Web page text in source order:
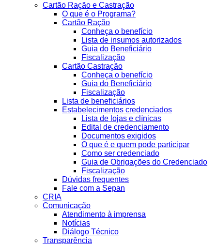
Cartão Ração e Castração
O que é o Programa?
Cartão Ração
Conheça o benefício
Lista de insumos autorizados
Guia do Beneficiário
Fiscalização
Cartão Castração
Conheça o benefício
Guia do Beneficiário
Fiscalização
Lista de beneficiários
Estabelecimentos credenciados
Lista de lojas e clínicas
Edital de credenciamento
Documentos exigidos
O que é e quem pode participar
Como ser credenciado
Guia de Obrigações do Credenciado
Fiscalização
Dúvidas frequentes
Fale com a Sepan
CRIA
Comunicação
Atendimento à imprensa
Notícias
Diálogo Técnico
Transparência